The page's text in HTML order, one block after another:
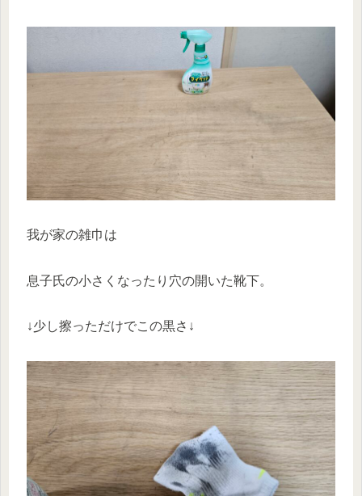
我が家の雑巾は
息子氏の小さくなったり穴の開いた靴下。
↓少し擦っただけでこの黒さ↓